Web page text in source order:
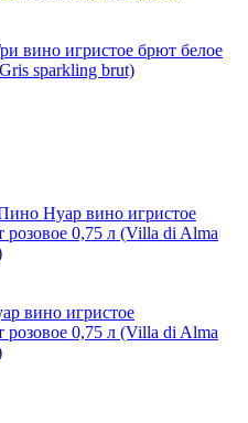
вино игристое брют белое
sparkling brut)
вино игристое
розовое 0,75 л (Villa di Alma